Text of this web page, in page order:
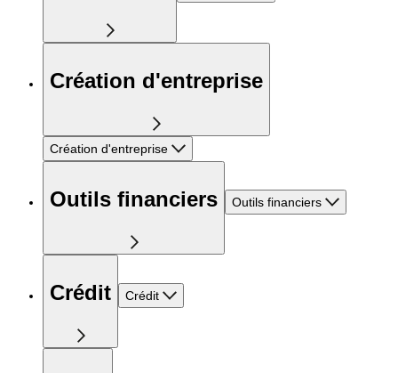
Création d'entreprise
Création d'entreprise
Outils financiers Outils financiers
Crédit Crédit